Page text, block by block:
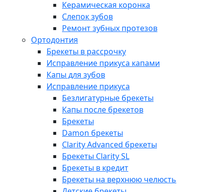
Керамическая коронка
Слепок зубов
Ремонт зубных протезов
Ортодонтия
Брекеты в рассрочку
Исправление прикуса капами
Капы для зубов
Исправление прикуса
Безлигатурные брекеты
Капы после брекетов
Брекеты
Damon брекеты
Clarity Advanced брекеты
Брекеты Clarity SL
Брекеты в кредит
Брекеты на верхнюю челюсть